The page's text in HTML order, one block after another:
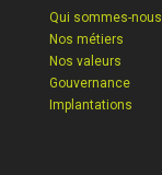
Qui sommes-nous
Nos métiers
Nos valeurs
Gouvernance
Implantations